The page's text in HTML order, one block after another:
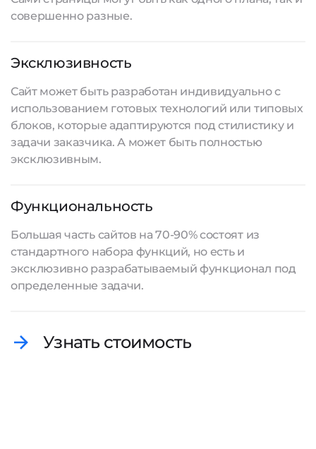
совершенно разные.
Эксклюзивность
Сайт может быть разработан индивидуально с
использованием готовых технологий или типовых
блоков, которые адаптируются под стилистику и
задачи заказчика. А может быть полностью
эксклюзивным.
Функциональность
Большая часть сайтов на 70-90% состоят из
стандартного набора функций, но есть и
эксклюзивно разрабатываемый функционал под
определенные задачи.
Узнать стоимость